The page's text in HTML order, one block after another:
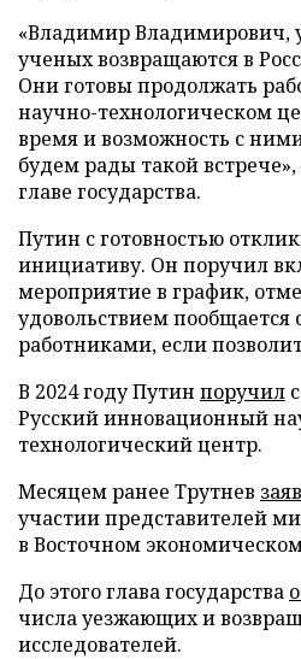
«Владимир Владимирович,
ученых возвращаются в
Они готовы продолжать
научно-технологическом
время и возможность с
будем рады такой
главе государства.
Путин с готовностью
инициативу. Он поручил
мероприятие в график,
удовольствием
работниками, если
В 2024 году Путин поручил
Русский инновационный
технологический центр.
Месяцем ранее Трутнев
участии представителей
в Восточном
До этого глава государства
числа уезжающих и
исследователей.